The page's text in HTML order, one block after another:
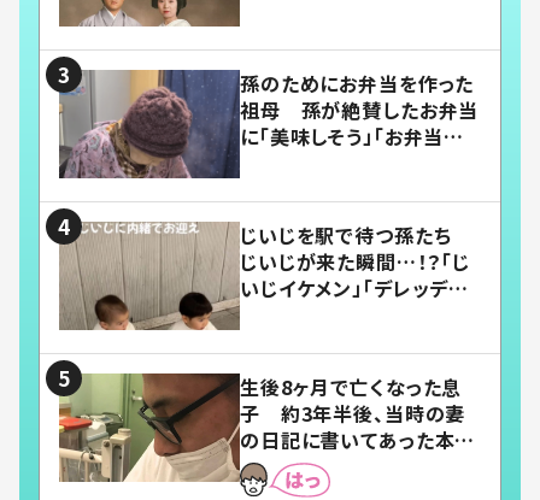
孫のためにお弁当を作った
祖母 孫が絶賛したお弁当
に「美味しそう」「お弁当すご
じいじを駅で待つ孫たち
じいじが来た瞬間…！？「じ
いじイケメン」「デレッデレ」
生後8ヶ月で亡くなった息
子 約3年半後、当時の妻
の日記に書いてあった本音
とは